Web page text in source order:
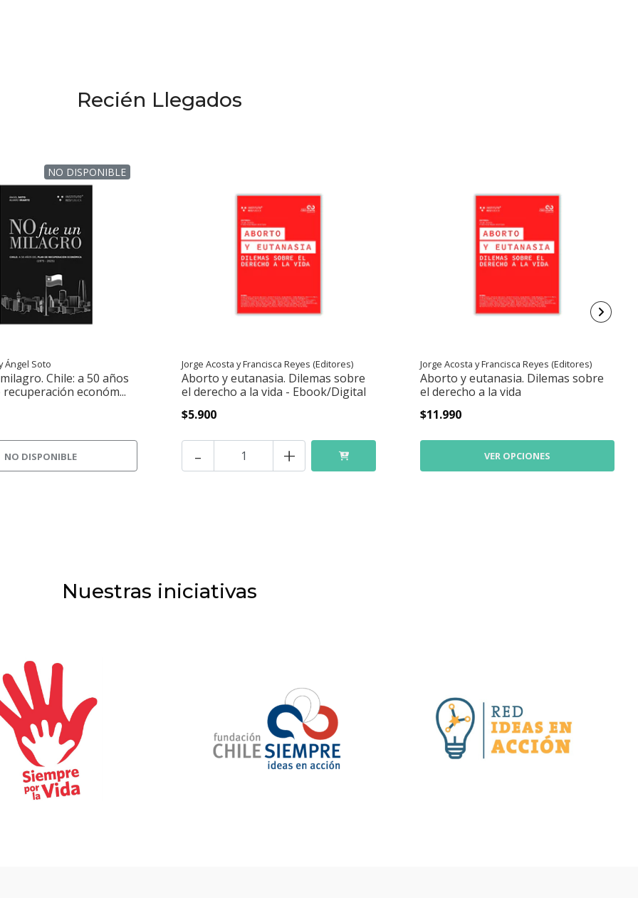
Recién Llegados
NO DISPONIBLE
Ángel Soto
Chile: a 50 años
económ...
NO DISPONIBLE
Jorge Acosta y Francisca Reyes (Editores)
Aborto y eutanasia. Dilemas sobre
el derecho a la vida - Ebook/Digital
$5.900
- +
Jorge Acosta y Francisca Reyes (Editores)
Aborto y eutanasia. Dilemas sobre
el derecho a la vida
$11.990
VER OPCIONES
Nuestras iniciativas